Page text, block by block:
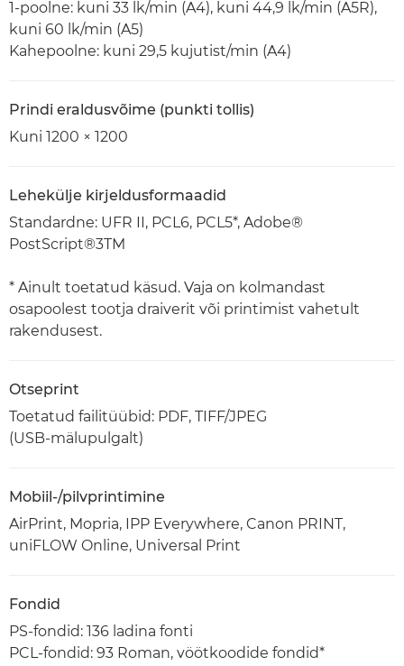
1-poolne: kuni 33 lk/min (A4), kuni 44,9 lk/min (A5R),
kuni 60 lk/min (A5)
Kahepoolne: kuni 29,5 kujutist/min (A4)
Prindi eraldusvõime (punkti tollis)
Kuni 1200 × 1200
Lehekülje kirjeldusformaadid
Standardne: UFR II, PCL6, PCL5*, Adobe®
PostScript®3TM
* Ainult toetatud käsud. Vaja on kolmandast
osapoolest tootja draiverit või printimist vahetult
rakendusest.
Otseprint
Toetatud failitüübid: PDF, TIFF/JPEG
(USB-mälupulgalt)
Mobiil-/pilvprintimine
AirPrint, Mopria, IPP Everywhere, Canon PRINT,
uniFLOW Online, Universal Print
Fondid
PS-fondid: 136 ladina fonti
PCL-fondid: 93 Roman, vöötkoodide fondid*